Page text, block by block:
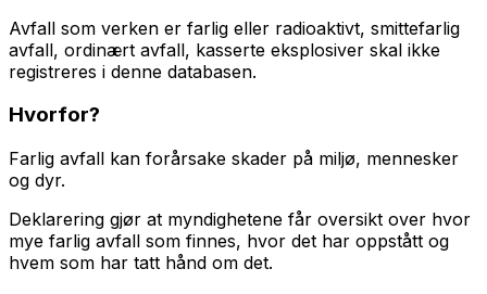
Avfall som verken er farlig eller radioaktivt, smittefarlig
avfall, ordinært avfall, kasserte eksplosiver skal ikke
registreres i denne databasen.
Hvorfor?
Farlig avfall kan forårsake skader på miljø, mennesker
og dyr.
Deklarering gjør at myndighetene får oversikt over hvor
mye farlig avfall som finnes, hvor det har oppstått og
hvem som har tatt hånd om det.